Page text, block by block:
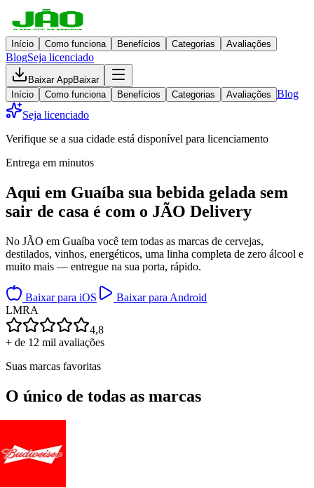
Início Como funciona Benefícios Categorias Avaliações
BlogSeja licenciado
Baixar AppBaixar
Início
Como funciona Benefícios Categorias Avaliações Blog
Seja licenciado
Verifique se a sua cidade está disponível para licenciamento
Entrega em minutos
Aqui em Guaíba sua bebida gelada sem
sair de casa é com o JÃO Delivery
No JÃO em Guaíba você tem todas as marcas de cervejas,
destilados, vinhos, energéticos, uma linha completa de zero álcool e
muito mais — entregue na sua porta, rápido.
Baixar para iOS
Baixar para Android
LMRA
4,8
+ de 12 mil avaliações
Suas marcas favoritas
O único de todas as marcas